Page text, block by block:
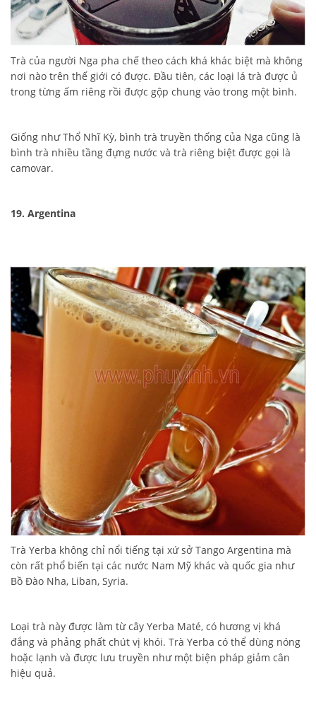
Trà của người Nga pha chế theo cách khá khác biệt mà không
nơi nào trên thế giới có được. Đầu tiên, các loại lá trà được ủ
trong từng ấm riêng rồi được gộp chung vào trong một bình.
Giống như Thổ Nhĩ Kỳ, bình trà truyền thống của Nga cũng là
bình trà nhiều tầng đựng nước và trà riêng biệt được gọi là
camovar.
19. Argentina
Trà Yerba không chỉ nổi tiếng tại xứ sở Tango Argentina mà
còn rất phổ biến tại các nước Nam Mỹ khác và quốc gia như
Bồ Đào Nha, Liban, Syria.
Loại trà này được làm từ cây Yerba Maté, có hương vị khá
đắng và phảng phất chút vị khói. Trà Yerba có thể dùng nóng
hoặc lạnh và được lưu truyền như một biện pháp giảm cân
hiệu quả.